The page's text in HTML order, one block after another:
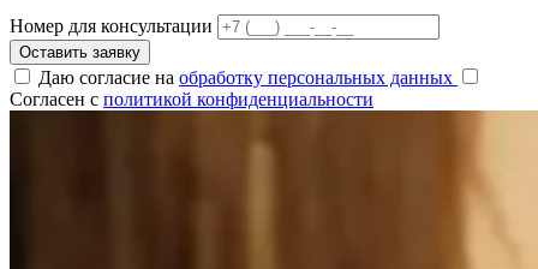
Номер для консультации
Оставить заявку
Даю согласие на обработку персональных данных
Согласен с политикой конфиденциальности